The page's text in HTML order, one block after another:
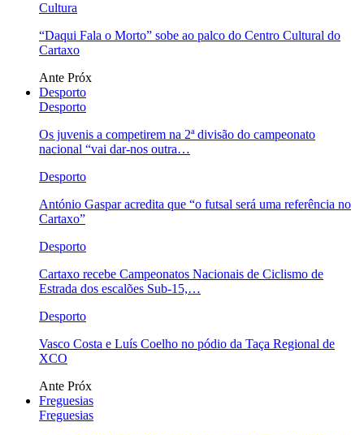
Cultura
“Daqui Fala o Morto” sobe ao palco do Centro Cultural do
Cartaxo
Ante Próx
Desporto
Desporto
Os juvenis a competirem na 2ª divisão do campeonato
nacional “vai dar-nos outra…
Desporto
António Gaspar acredita que “o futsal será uma referência no
Cartaxo”
Desporto
Cartaxo recebe Campeonatos Nacionais de Ciclismo de
Estrada dos escalões Sub-15,…
Desporto
Vasco Costa e Luís Coelho no pódio da Taça Regional de
XCO
Ante Próx
Freguesias
Freguesias